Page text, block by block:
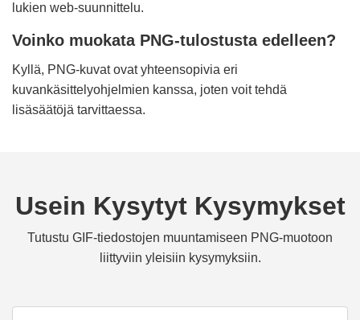
lukien web-suunnittelu.
Voinko muokata PNG-tulostusta edelleen?
Kyllä, PNG-kuvat ovat yhteensopivia eri
kuvankäsittelyohjelmien kanssa, joten voit tehdä
lisäsäätöjä tarvittaessa.
Usein Kysytyt Kysymykset
Tutustu GIF-tiedostojen muuntamiseen PNG-muotoon
liittyviin yleisiin kysymyksiin.